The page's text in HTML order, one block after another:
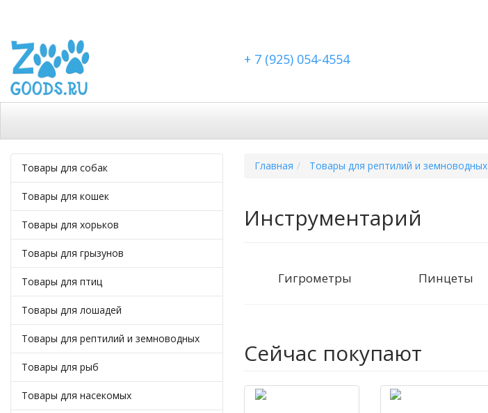
+ 7 (925) 054-4554
Товары для собак
Товары для кошек
Товары для хорьков
Товары для грызунов
Товары для птиц
Товары для лошадей
Товары для рептилий и земноводных
Товары для рыб
Товары для насекомых
Главная Товары для рептилий и земноводных
Инструментарий
Гигрометры Пинцеты
Сейчас покупают